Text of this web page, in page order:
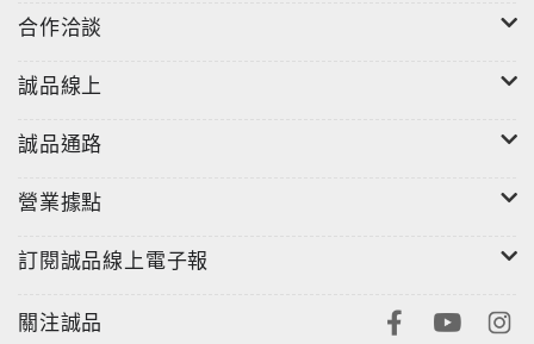
合作洽談
誠品線上
誠品通路
營業據點
訂閱誠品線上電子報
關注誠品